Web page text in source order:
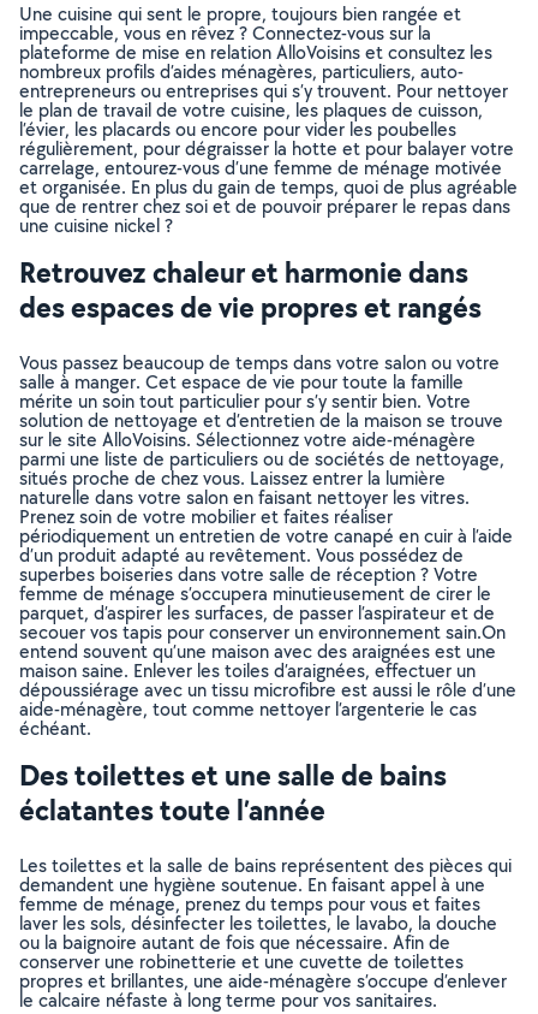
Une cuisine qui sent le propre, toujours bien rangée et
impeccable, vous en rêvez ? Connectez-vous sur la
plateforme de mise en relation AlloVoisins et consultez les
nombreux profils d’aides ménagères, particuliers, auto-
entrepreneurs ou entreprises qui s’y trouvent. Pour nettoyer
le plan de travail de votre cuisine, les plaques de cuisson,
l’évier, les placards ou encore pour vider les poubelles
régulièrement, pour dégraisser la hotte et pour balayer votre
carrelage, entourez-vous d’une femme de ménage motivée
et organisée. En plus du gain de temps, quoi de plus agréable
que de rentrer chez soi et de pouvoir préparer le repas dans
une cuisine nickel ?
Retrouvez chaleur et harmonie dans
des espaces de vie propres et rangés
Vous passez beaucoup de temps dans votre salon ou votre
salle à manger. Cet espace de vie pour toute la famille
mérite un soin tout particulier pour s’y sentir bien. Votre
solution de nettoyage et d’entretien de la maison se trouve
sur le site AlloVoisins. Sélectionnez votre aide-ménagère
parmi une liste de particuliers ou de sociétés de nettoyage,
situés proche de chez vous. Laissez entrer la lumière
naturelle dans votre salon en faisant nettoyer les vitres.
Prenez soin de votre mobilier et faites réaliser
périodiquement un entretien de votre canapé en cuir à l’aide
d’un produit adapté au revêtement. Vous possédez de
superbes boiseries dans votre salle de réception ? Votre
femme de ménage s’occupera minutieusement de cirer le
parquet, d’aspirer les surfaces, de passer l’aspirateur et de
secouer vos tapis pour conserver un environnement sain.On
entend souvent qu’une maison avec des araignées est une
maison saine. Enlever les toiles d’araignées, effectuer un
dépoussiérage avec un tissu microfibre est aussi le rôle d’une
aide-ménagère, tout comme nettoyer l’argenterie le cas
échéant.
Des toilettes et une salle de bains
éclatantes toute l’année
Les toilettes et la salle de bains représentent des pièces qui
demandent une hygiène soutenue. En faisant appel à une
femme de ménage, prenez du temps pour vous et faites
laver les sols, désinfecter les toilettes, le lavabo, la douche
ou la baignoire autant de fois que nécessaire. Afin de
conserver une robinetterie et une cuvette de toilettes
propres et brillantes, une aide-ménagère s’occupe d’enlever
le calcaire néfaste à long terme pour vos sanitaires.